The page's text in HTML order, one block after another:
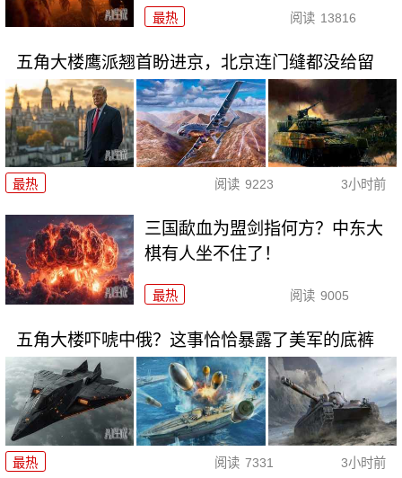
最热 阅读 13816
五角大楼鹰派翘首盼进京，北京连门缝都没给留
最热 阅读 9223 3小时前
三国歃血为盟剑指何方？中东大
棋有人坐不住了！
最热 阅读 9005
五角大楼吓唬中俄？这事恰恰暴露了美军的底裤
最热 阅读 7331 3小时前